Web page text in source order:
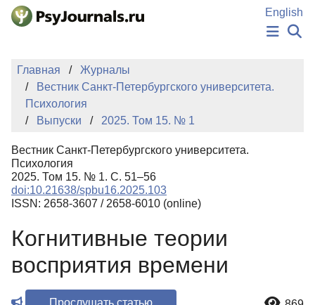
Перейти к основному содержанию
English
НОВОСТИ
ИЗДАНИЯ
АВТОРЫ
БАЗА ЗНАНИЙ
КЛЮЧЕВЫЕ СЛОВА
Регистрация
Главная
Журналы
Вестник Санкт-Петербургского университета.
Психология
Выпуски
2025. Том 15. № 1
Вестник Санкт-Петербургского университета.
Психология
2025. Том 15. № 1. С. 51–56
doi:10.21638/spbu16.2025.103
ISSN: 2658-3607 / 2658-6010 (online)
Когнитивные теории
восприятия времени